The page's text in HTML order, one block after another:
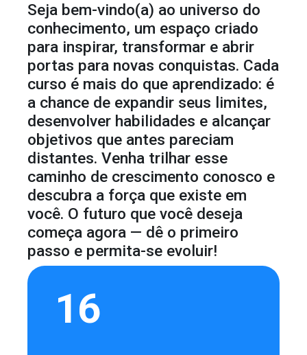
Seja bem-vindo(a) ao universo do
conhecimento, um espaço criado
para inspirar, transformar e abrir
portas para novas conquistas. Cada
curso é mais do que aprendizado: é
a chance de expandir seus limites,
desenvolver habilidades e alcançar
objetivos que antes pareciam
distantes. Venha trilhar esse
caminho de crescimento conosco e
descubra a força que existe em
você. O futuro que você deseja
começa agora — dê o primeiro
passo e permita-se evoluir!
16